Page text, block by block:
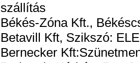
szállítás
Békés-Zóna Kft.,
Betavill Kft, Szikszó:
Bernecker Kft: